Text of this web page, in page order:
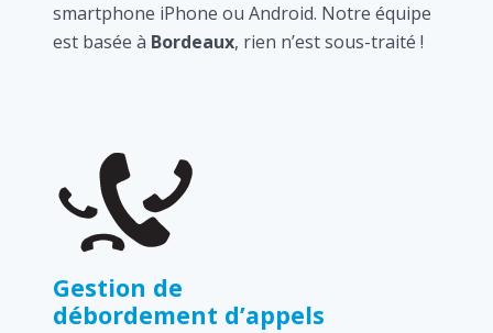
smartphone iPhone ou Android. Notre équipe
est basée à Bordeaux, rien n’est sous-traité !
Gestion de
débordement d’appels